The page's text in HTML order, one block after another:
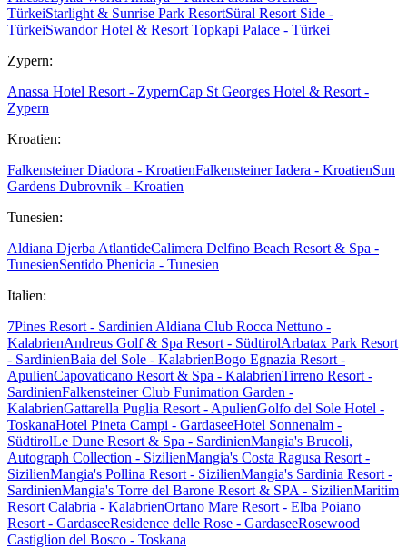
TürkeiStarlight & Sunrise Park ResortSüral Resort Side -
TürkeiSwandor Hotel & Resort Topkapi Palace - Türkei
Zypern:
Anassa Hotel Resort - ZypernCap St Georges Hotel & Resort -
Zypern
Kroatien:
Falkensteiner Diadora - KroatienFalkensteiner Iadera - KroatienSun
Gardens Dubrovnik - Kroatien
Tunesien:
Aldiana Djerba AtlantideCalimera Delfino Beach Resort & Spa -
TunesienSentido Phenicia - Tunesien
Italien:
7Pines Resort - Sardinien Aldiana Club Rocca Nettuno -
KalabrienAndreus Golf & Spa Resort - SüdtirolArbatax Park Resort
- SardinienBaia del Sole - KalabrienBogo Egnazia Resort -
ApulienCapovaticano Resort & Spa - KalabrienTirreno Resort -
SardinienFalkensteiner Club Funimation Garden -
KalabrienGattarella Puglia Resort - ApulienGolfo del Sole Hotel -
ToskanaHotel Pineta Campi - GardaseeHotel Sonnenalm -
SüdtirolLe Dune Resort & Spa - SardinienMangia's Brucoli,
Autograph Collection - SizilienMangia's Costa Ragusa Resort -
SizilienMangia's Pollina Resort - SizilienMangia's Sardinia Resort -
SardinienMangia's Torre del Barone Resort & SPA - SizilienMaritim
Resort Calabria - KalabrienOrtano Mare Resort - Elba Poiano
Resort - GardaseeResidence delle Rose - GardaseeRosewood
Castiglion del Bosco - Toskana